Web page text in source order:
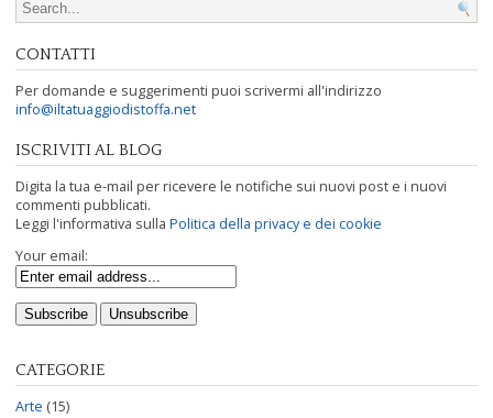
CONTATTI
Per domande e suggerimenti puoi scrivermi all'indirizzo
info@iltatuaggiodistoffa.net
ISCRIVITI AL BLOG
Digita la tua e-mail per ricevere le notifiche sui nuovi post e i nuovi
commenti pubblicati.
Leggi l'informativa sulla Politica della privacy e dei cookie
Your email:
CATEGORIE
Arte (15)